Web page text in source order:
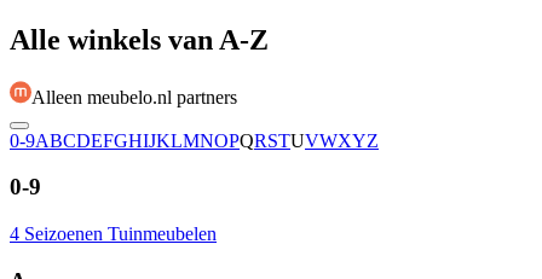
Alle winkels van A-Z
Alleen meubelo.nl partners
0-9ABCDEFGHIJKLMNOPQRSTUVWXYZ
0-9
4 Seizoenen Tuinmeubelen